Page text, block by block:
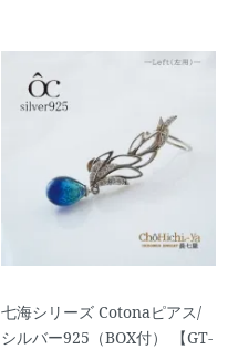
七海シリーズ Cotonaピアス/
シルバー925（BOX付） 【GT-